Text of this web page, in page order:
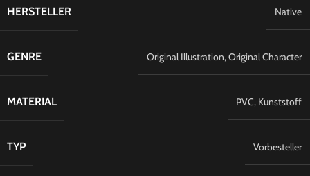
HERSTELLER Native
GENRE Original Illustration,Original Character
MATERIAL PVC, Kunststoff
TYP Vorbesteller